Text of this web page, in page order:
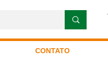
CONTATO